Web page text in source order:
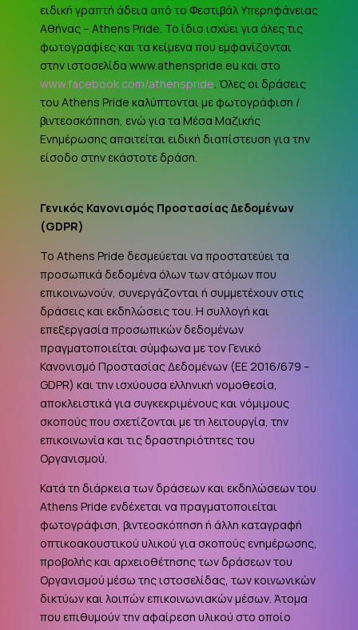
ειδική γραπτή άδεια από το Φεστιβάλ Υπερηφάνειας
Αθήνας – Athens Pride. Το ίδιο ισχύει για όλες τις
φωτογραφίες και τα κείμενα που εμφανίζονται
στην ιστοσελίδα www.athenspride.eu και στο
www.facebook.com/athenspride. Όλες οι δράσεις
του Athens Pride καλύπτονται με φωτογράφιση /
βιντεοσκόπηση, ενώ για τα Μέσα Μαζικής
Ενημέρωσης απαιτείται ειδική διαπίστευση για την
είσοδο στην εκάστοτε δράση.
Γενικός Κανονισμός Προστασίας Δεδομένων
(GDPR)
Το Athens Pride δεσμεύεται να προστατεύει τα
προσωπικά δεδομένα όλων των ατόμων που
επικοινωνούν, συνεργάζονται ή συμμετέχουν στις
δράσεις και εκδηλώσεις του. Η συλλογή και
επεξεργασία προσωπικών δεδομένων
πραγματοποιείται σύμφωνα με τον Γενικό
Κανονισμό Προστασίας Δεδομένων (ΕΕ 2016/679 –
GDPR) και την ισχύουσα ελληνική νομοθεσία,
αποκλειστικά για συγκεκριμένους και νόμιμους
σκοπούς που σχετίζονται με τη λειτουργία, την
επικοινωνία και τις δραστηριότητες του
Οργανισμού.
Κατά τη διάρκεια των δράσεων και εκδηλώσεων του
Athens Pride ενδέχεται να πραγματοποιείται
φωτογράφιση, βιντεοσκόπηση ή άλλη καταγραφή
οπτικοακουστικού υλικού για σκοπούς ενημέρωσης,
προβολής και αρχειοθέτησης των δράσεων του
Οργανισμού μέσω της ιστοσελίδας, των κοινωνικών
δικτύων και λοιπών επικοινωνιακών μέσων. Άτομα
που επιθυμούν την αφαίρεση υλικού στο οποίο